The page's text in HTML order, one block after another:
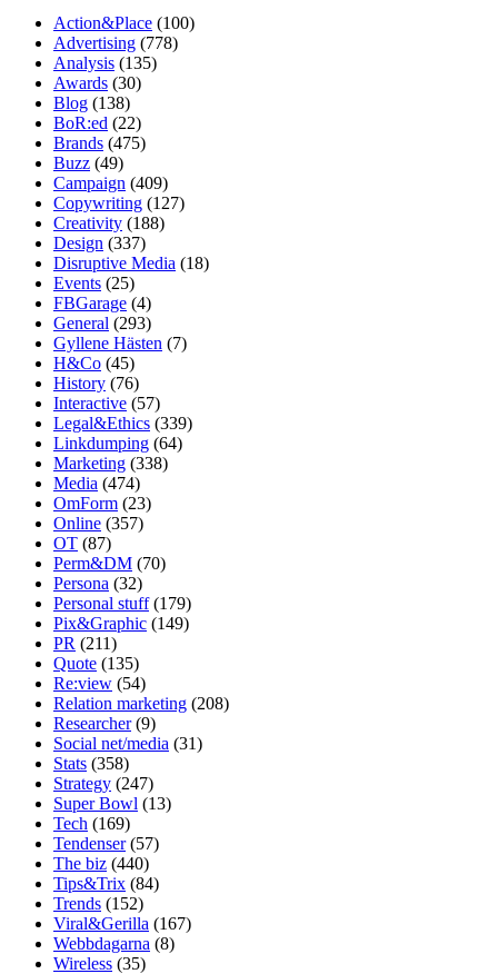
Action&Place (100)
Advertising (778)
Analysis (135)
Awards (30)
Blog (138)
BoR:ed (22)
Brands (475)
Buzz (49)
Campaign (409)
Copywriting (127)
Creativity (188)
Design (337)
Disruptive Media (18)
Events (25)
FBGarage (4)
General (293)
Gyllene Hästen (7)
H&Co (45)
History (76)
Interactive (57)
Legal&Ethics (339)
Linkdumping (64)
Marketing (338)
Media (474)
OmForm (23)
Online (357)
OT (87)
Perm&DM (70)
Persona (32)
Personal stuff(179)
Pix&Graphic (149)
PR (211)
Quote (135)
Re:view (54)
Relation marketing (208)
Researcher(9)
Social net/media (31)
Stats (358)
Strategy (247)
Super Bowl (13)
Tech (169)
Tendenser(57)
The biz (440)
Tips&Trix (84)
Trends (152)
Viral&Gerilla (167)
Webbdagarna (8)
Wireless (35)